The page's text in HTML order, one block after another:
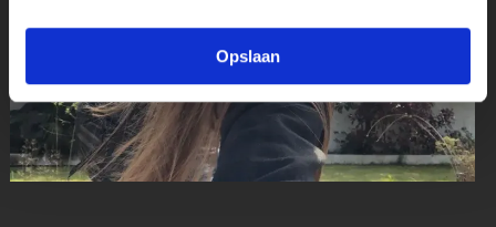
Opslaan